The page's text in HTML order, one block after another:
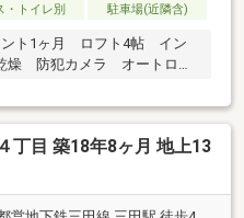
・トイレ別 駐車場(近隣含)
ント1ヶ月 ロフト4帖 イン
燥 防犯カメラ オートロッ
丁目 築18年8ヶ月 地上13